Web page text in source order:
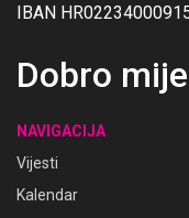
IBAN
Dobro
NAVIGACIJA
Vijesti
Kalendar